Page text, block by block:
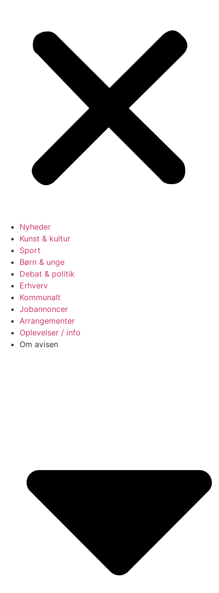
Nyheder
Kunst & kultur
Sport
Børn & unge
Debat & politik
Erhverv
Kommunalt
Jobannoncer
Arrangementer
Oplevelser / info
Om avisen